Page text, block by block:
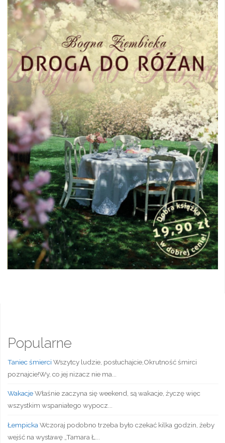
Popularne
Taniec śmierci Wszytcy ludzie, posłuchajcie,Okrutność śmirci
poznajcie!Wy, co jej nizacz nie ma...
Wakacje Właśnie zaczyna się weekend, są wakacje, życzę więc
wszystkim wspaniałego wypocz...
Łempicka Wczoraj podobno trzeba było czekać kilka godzin, żeby
wejść na wystawę „Tamara Ł...